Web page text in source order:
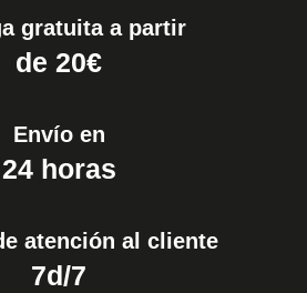
gratuita a partir
de 20€
Envío en
24 horas
atención al cliente
7d/7